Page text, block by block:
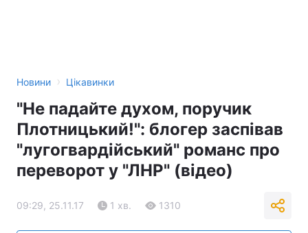
Новини › Цікавинки
"Не падайте духом, поручик
Плотницький!": блогер заспівав
"лугогвардійський" романс про
переворот у "ЛНР" (відео)
09:29, 25.11.17 1 хв. 1310